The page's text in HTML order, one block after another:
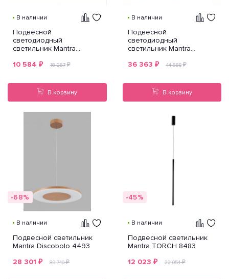
В наличии
Подвесной
светодиодный
светильник Mantra
10 584 ₽ 18 287₽
В корзину
В наличии
Подвесной
светодиодный
светильник Mantra
36 363 ₽ 44 886₽
В корзину
-68%
В наличии
Подвесной светильник
Mantra Discobolo 4493
28 301 ₽ 89 740₽
-45%
В наличии
Подвесной светильник
Mantra TORCH 8483
12 023 ₽ 22 054₽